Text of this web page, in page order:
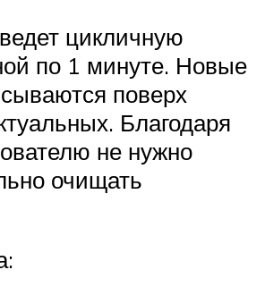
цикличную
по 1 минуте. Новые
поверх
Благодаря
не нужно
очищать